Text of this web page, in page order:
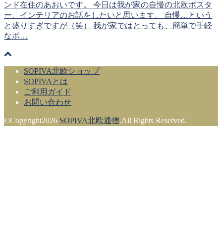
ンド在住のあおいです。 今日は我が家の自慢の北欧ポスタ
ー、インテリアのお話をしたいと思います。 自慢…という
と盛りすぎですが（笑） 我が家ではとっても、簡単で手軽
なポ…
SOPIVA北欧ショップ
SOPIVAとは
ご利用ガイド
お問い合わせ
©Copyright2026 SOPIVA北欧通信.All Rights Reserved.